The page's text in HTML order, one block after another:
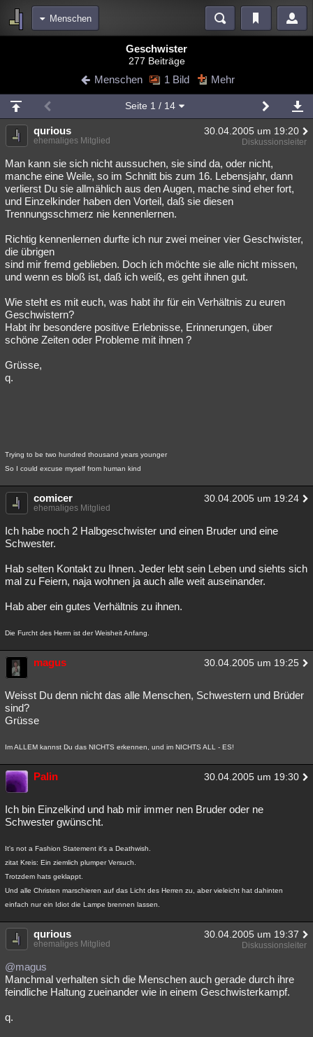
Menschen
Blogs Videos
Chat Wiki Neuigkeiten
meine Rubriken
Menschen Mystery Kriminalfälle
Spiritualität Verschwörungen Technologie Ufologie
Natur Umfragen Unterhaltung
weitere Rubriken
Astronomie Helpdesk Gruppen Gaming Filme
Allmystery
Übersichten
Besucht Teilgenommen Alle Neue Geschlossen
Geschwister
277 Beiträge
Menschen 1 Bild Mehr
Seite 1 / 14
qurious 30.04.2005 um 19:20
ehemaliges Mitglied Diskussionsleiter
Man kann sie sich nicht aussuchen, sie sind da, oder nicht,
manche eine Weile, so im Schnitt bis zum 16. Lebensjahr, dann
verlierst Du sie allmählich aus den Augen, mache sind eher fort,
und Einzelkinder haben den Vorteil, daß sie diesen
Trennungsschmerz nie kennenlernen.
Richtig kennenlernen durfte ich nur zwei meiner vier Geschwister,
die übrigen
sind mir fremd geblieben. Doch ich möchte sie alle nicht missen,
und wenn es bloß ist, daß ich weiß, es geht ihnen gut.
Wie steht es mit euch, was habt ihr für ein Verhältnis zu euren
Geschwistern?
Habt ihr besondere positive Erlebnisse, Erinnerungen, über
schöne Zeiten oder Probleme mit ihnen ?
Grüsse,
q.
Trying to be two hundred thousand years younger
So I could excuse myself from human kind
comicer 30.04.2005 um 19:24
ehemaliges Mitglied
Ich habe noch 2 Halbgeschwister und einen Bruder und eine
Schwester.
Hab selten Kontakt zu Ihnen. Jeder lebt sein Leben und siehts sich
mal zu Feiern, naja wohnen ja auch alle weit auseinander.
Hab aber ein gutes Verhältnis zu ihnen.
Die Furcht des Herrn ist der Weisheit Anfang.
magus 30.04.2005 um 19:25
Weisst Du denn nicht das alle Menschen, Schwestern und Brüder
sind?
Grüsse
Im ALLEM kannst Du das NICHTS erkennen, und im NICHTS ALL - ES!
Palin 30.04.2005 um 19:30
Ich bin Einzelkind und hab mir immer nen Bruder oder ne
Schwester gwünscht.
It's not a Fashion Statement it's a Deathwish.
zitat Kreis: Ein ziemlich plumper Versuch.
Trotzdem hats geklappt.
Und alle Christen marschieren auf das Licht des Herren zu, aber vieleicht hat dahinten
einfach nur ein Idiot die Lampe brennen lassen.
qurious 30.04.2005 um 19:37
ehemaliges Mitglied Diskussionsleiter
@magus
Manchmal verhalten sich die Menschen auch gerade durch ihre
feindliche Haltung zueinander wie in einem Geschwisterkampf.
q.